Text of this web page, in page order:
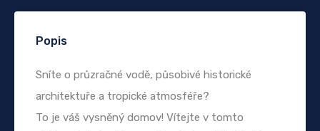
Popis
Sníte o průzračné vodě, působivé historické
architektuře a tropické atmosféře?
To je váš vysněný domov! Vítejte v tomto